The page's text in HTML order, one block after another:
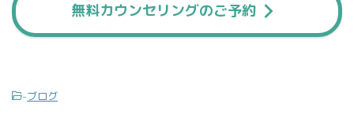
無料カウンセリングのご予約
-ブログ